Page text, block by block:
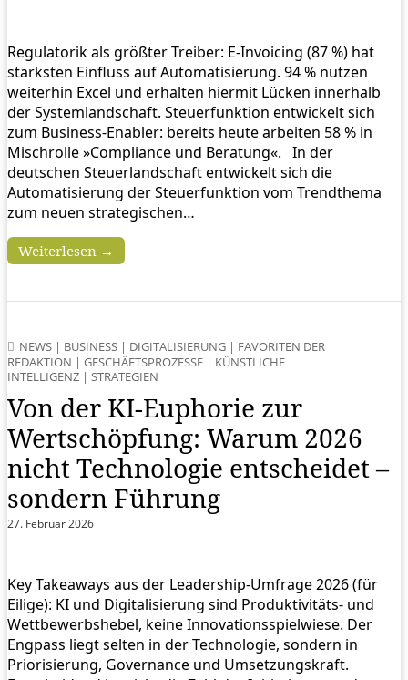
Regulatorik als größter Treiber: E-Invoicing (87 %) hat
stärksten Einfluss auf Automatisierung. 94 % nutzen
weiterhin Excel und erhalten hiermit Lücken innerhalb
der Systemlandschaft. Steuerfunktion entwickelt sich
zum Business-Enabler: bereits heute arbeiten 58 % in
Mischrolle »Compliance und Beratung«. In der
deutschen Steuerlandschaft entwickelt sich die
Automatisierung der Steuerfunktion vom Trendthema
zum neuen strategischen…
Weiterlesen →
NEWS | BUSINESS | DIGITALISIERUNG | FAVORITEN DER
REDAKTION | GESCHÄFTSPROZESSE | KÜNSTLICHE
INTELLIGENZ | STRATEGIEN
Von der KI-Euphorie zur
Wertschöpfung: Warum 2026
nicht Technologie entscheidet –
sondern Führung
27. Februar 2026
Key Takeaways aus der Leadership-Umfrage 2026 (für
Eilige): KI und Digitalisierung sind Produktivitäts- und
Wettbewerbshebel, keine Innovationsspielwiese. Der
Engpass liegt selten in der Technologie, sondern in
Priorisierung, Governance und Umsetzungskraft.